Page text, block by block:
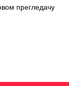
прегледачу